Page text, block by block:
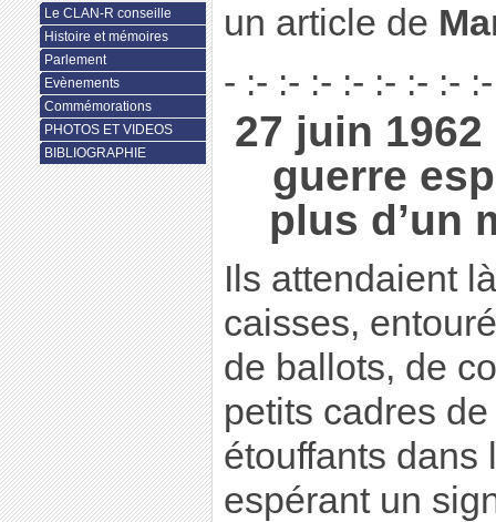
un article de
- :- :- :- :- :- :- :-
27 juin
guerre
plus d’un
Ils attendaient
caisses,
de ballots, de
petits cadres
étouffants dans
espérant un
Le CLAN-R conseille
Histoire et mémoires
Parlement
Evènements
Commémorations
PHOTOS ET VIDEOS
BIBLIOGRAPHIE